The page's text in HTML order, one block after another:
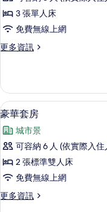
級
客
房
的
有
相
片
3 張單人床
免費無線上網
更多資訊
更
客
房
的
情
顯
示
豪
華
套
房
的
7
豪華套房
城市景
可容納 6 人 (依實際入
2 張標準雙人床
免費無線上網
更多資訊
更